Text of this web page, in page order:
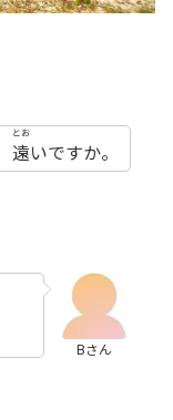
遠
とお
いですか。
Bさん